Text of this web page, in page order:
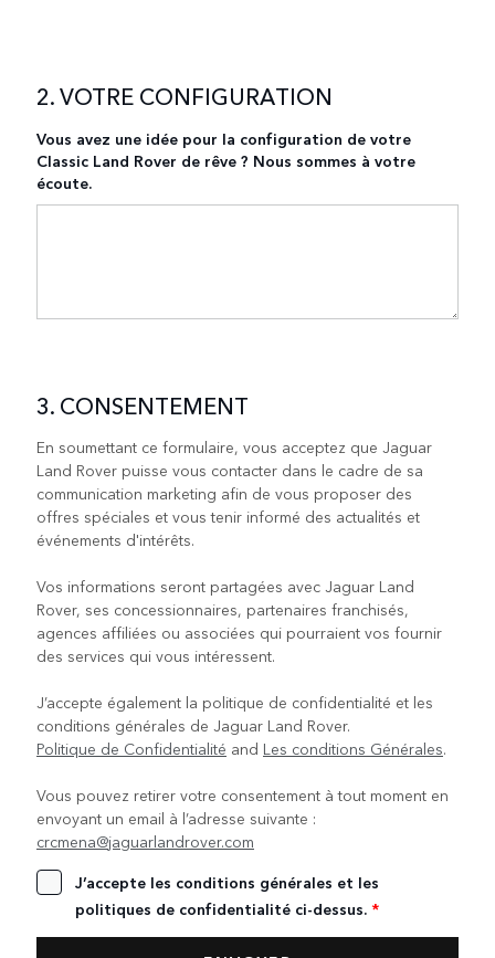
2. VOTRE CONFIGURATION
Vous avez une idée pour la configuration de votre
Classic Land Rover de rêve ? Nous sommes à votre
écoute.
3. CONSENTEMENT
En soumettant ce formulaire, vous acceptez que Jaguar
Land Rover puisse vous contacter dans le cadre de sa
communication marketing afin de vous proposer des
offres spéciales et vous tenir informé des actualités et
événements d'intérêts.
Vos informations seront partagées avec Jaguar Land
Rover, ses concessionnaires, partenaires franchisés,
agences affiliées ou associées qui pourraient vos fournir
des services qui vous intéressent.
J’accepte également la politique de confidentialité et les
conditions générales de Jaguar Land Rover.
Politique de Confidentialité and Les conditions Générales.
Vous pouvez retirer votre consentement à tout moment en
envoyant un email à l’adresse suivante :
crcmena@jaguarlandrover.com
J’accepte les conditions générales et les
politiques de confidentialité ci-dessus. *